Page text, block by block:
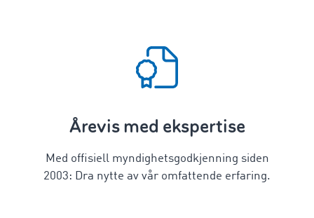
Årevis med ekspertise
Med offisiell myndighetsgodkjenning siden
2003: Dra nytte av vår omfattende erfaring.